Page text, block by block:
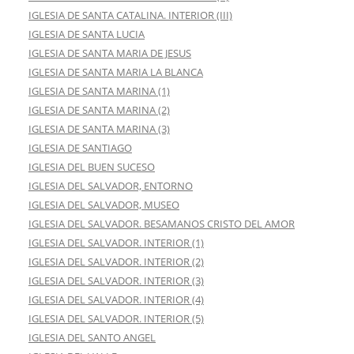
IGLESIA DE SANTA CATALINA. INTERIOR (III)
IGLESIA DE SANTA LUCIA
IGLESIA DE SANTA MARIA DE JESUS
IGLESIA DE SANTA MARIA LA BLANCA
IGLESIA DE SANTA MARINA (1)
IGLESIA DE SANTA MARINA (2)
IGLESIA DE SANTA MARINA (3)
IGLESIA DE SANTIAGO
IGLESIA DEL BUEN SUCESO
IGLESIA DEL SALVADOR, ENTORNO
IGLESIA DEL SALVADOR, MUSEO
IGLESIA DEL SALVADOR. BESAMANOS CRISTO DEL AMOR
IGLESIA DEL SALVADOR. INTERIOR (1)
IGLESIA DEL SALVADOR. INTERIOR (2)
IGLESIA DEL SALVADOR. INTERIOR (3)
IGLESIA DEL SALVADOR. INTERIOR (4)
IGLESIA DEL SALVADOR. INTERIOR (5)
IGLESIA DEL SANTO ANGEL